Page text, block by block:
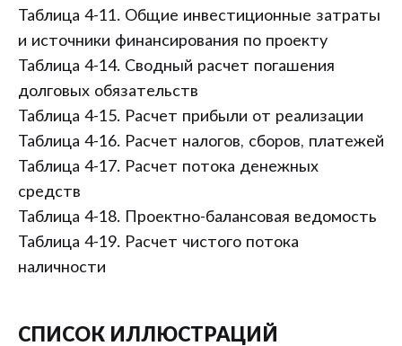
Таблица 4-11. Общие инвестиционные затраты
и источники финансирования по проекту
Таблица 4-14. Сводный расчет погашения
долговых обязательств
Таблица 4-15. Расчет прибыли от реализации
Таблица 4-16. Расчет налогов, сборов, платежей
Таблица 4-17. Расчет потока денежных
средств
Таблица 4-18. Проектно-балансовая ведомость
Таблица 4-19. Расчет чистого потока
наличности
СПИСОК ИЛЛЮСТРАЦИЙ